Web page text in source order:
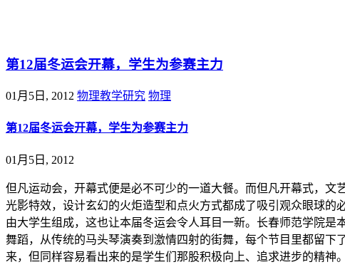
第12届冬运会开幕，学生为参赛主力
01月5日, 2012 物理教学研究 物理
第12届冬运会开幕，学生为参赛主力
01月5日, 2012
但凡运动会，开幕式便是必不可少的一道大餐。而但凡开幕式，
光影特效，设计玄幻的火炬造型和点火方式都成了吸引观众眼球
由大学生组成，这也让本届冬运会令人耳目一新。长春师范学院
舞蹈，从传统的马头琴演奏到激情四射的街舞，每个节目里都留
来，但同样容易看出来的是学生们那股积极向上、追求进步的精